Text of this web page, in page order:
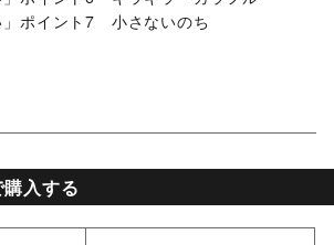
ポイント7 小さないのち
入する